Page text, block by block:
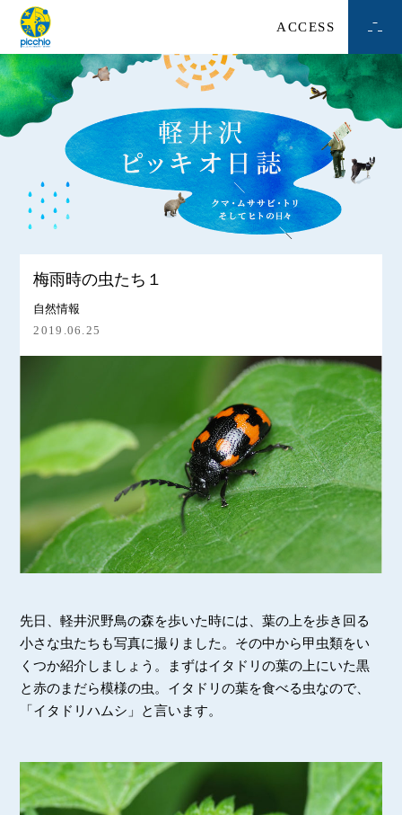
ACCESS
梅雨時の虫たち１
自然情報
2019.06.25
先日、軽井沢野鳥の森を歩いた時には、葉の上を歩き回る
小さな虫たちも写真に撮りました。その中から甲虫類をい
くつか紹介しましょう。まずはイタドリの葉の上にいた黒
と赤のまだら模様の虫。イタドリの葉を食べる虫なので、
「イタドリハムシ」と言います。